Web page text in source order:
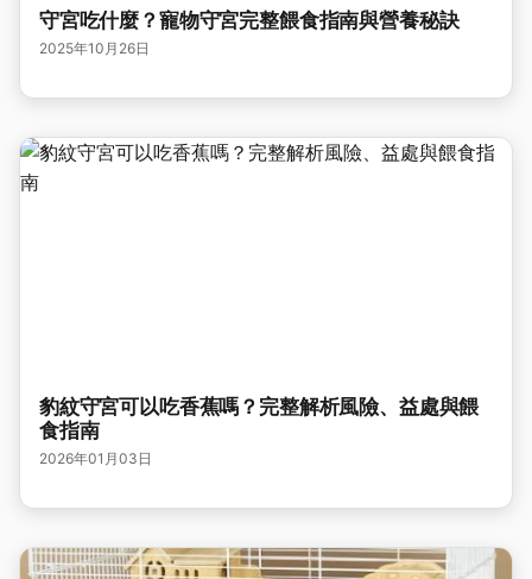
守宮吃什麼？寵物守宮完整餵食指南與營養秘訣
2025年10月26日
豹紋守宮可以吃香蕉嗎？完整解析風險、益處與餵
食指南
2026年01月03日